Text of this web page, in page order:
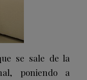
se sale de la
poniendo a